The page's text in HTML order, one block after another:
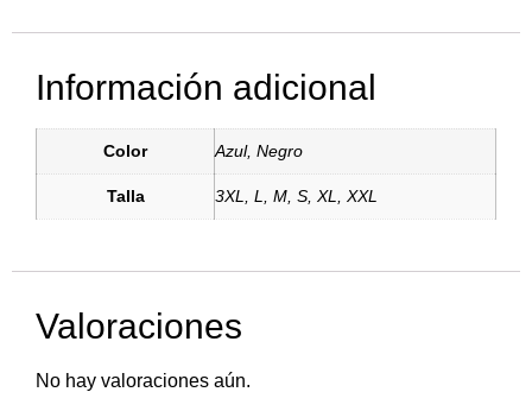
Información adicional
Color Azul, Negro
Talla 3XL, L, M, S, XL, XXL
Valoraciones
No hay valoraciones aún.